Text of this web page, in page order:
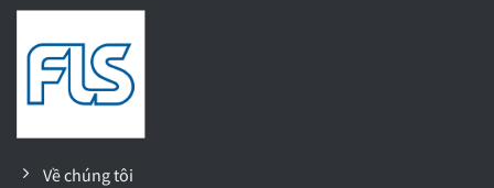
Về chúng tôi